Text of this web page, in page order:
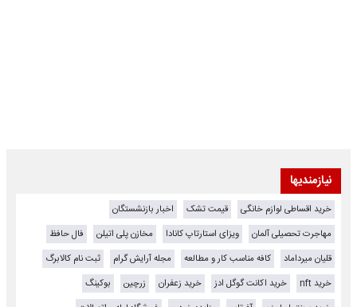
نیازمندیها
خرید اقساطی لوازم خانگی قیمت تشک
اخبار بازنشستگان
مهاجرت تحصیلی آلمان
ویزای استارتاپ کانادا مخازن پلی اتیلن
فال حافظ
قلیان میرداماد
کافه مناسب کار و مطالعه مجله آرایش گرام
ثبت نام کالابرگ
خرید nft
خرید اکانت گوگل ادز خرید زعفران زرچین
بوکینگ